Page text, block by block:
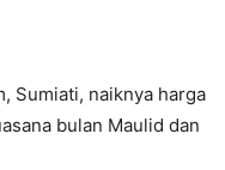
Sumiati, naiknya harga
bulan Maulid dan